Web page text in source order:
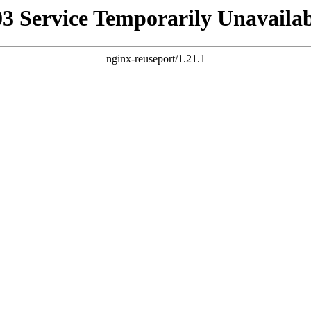
Service Temporarily
nginx-reuseport/1.21.1